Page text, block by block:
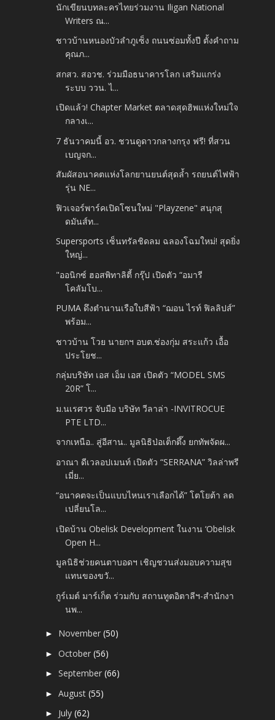
นักเขียนบทละครไทยร่วมงาน Iligan National
Writers ณ...
ชาวบ้านหนองบัวลำภูเซ็ง ถนนซ่อมทั้งปี ตั้งคำถาม
คุณภ...
สกสว. สอวช. ร่วมมือธนาคารโลก เสริมแกร่ง
ระบบ ววน. ไ...
เปิดแล้ว! Chapter Market ตลาดสุดฮิพแห่งใหม่ใจ
กลางเ...
7 ธันวาคมนี้ อว. ชวนดูดาวกลางกรุง ฟรี! ที่สวน
เบญจก...
สัมผัสอนาคตแห่งโลกยานยนต์สุดล้ำ รถยนต์ไฟฟ้า
รุ่น NE...
ฟิวเจอร์พาร์คเปิดโซนใหม่ "Playzene" สนุกสุ
ดมันส์ท...
Supersports เซ็นทรัลชิดลม ฉลองโฉมใหม่! สุดยิ่ง
ใหญ่...
"ออนิกซ์ ฮอสพิทาลิตี้ กรุ๊ป เปิดตัว “อมารี
โคลัมโบ...
PUMA ดึงตำนานเรือใบสีฟ้า “ฌอน ไรท์ ฟิลลิปส์”
พร้อม...
ชาวบ้าน โวย นายกฯ อบต.ช่องกุ่ม สระแก้ว เอื้อ
ประโยช...
กลุ่มบริษัท เอส เอ็ม เอส เปิดตัว “MODEL SMS
20R” โ...
ม.นเรศวร จับมือ บริษัท วีลาล่า -INVITROCUE
PTE LTD...
จากเหนือ.. สู่อีสาน.. มูลนิธิป่อเต็กตึ๊ง ยกทัพจัดผ...
อาณา ดีเวลอปเมนท์ เปิดตัว “SERRANA” วิลล่าพรี
เมี่ย...
“อนาคตจะเป็นแบบไหนเราเลือกได้” โตโยต้า ลด
เปลี่ยนโล...
เปิดบ้าน Obelisk Development ในงาน ‘Obelisk
Open H...
มูลนิธิช่วยคนตาบอดฯ เชิญชวนส่งมอบความสุข
แทนของขวั...
กูร์เมต์ มาร์เก็ต ร่วมกับ สถานทูตอิตาลีฯ-สำนักงา
นพ...
► November(50)
►October(56)
►September(66)
►August(55)
► July(62)